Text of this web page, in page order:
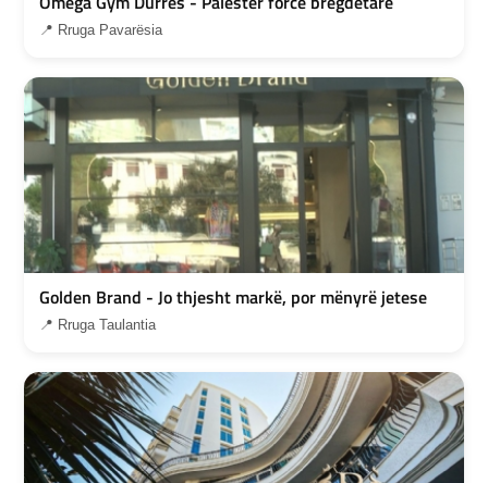
📍 Rruga Pavarësia
Golden Brand - Jo thjesht markë, por mënyrë jetese
📍 Rruga Taulantia